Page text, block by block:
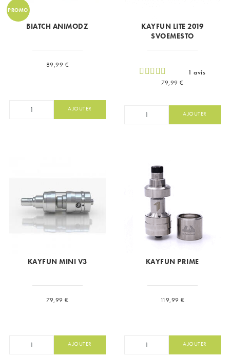
PROMO
BIATCH ANIMODZ
Prix
89,99 €
AJOUTER
KAYFUN LITE 2019
SVOEMESTO
1 avis
Prix
79,99 €
AJOUTER
KAYFUN MINI V3
Prix
79,99 €
AJOUTER
KAYFUN PRIME
Prix
119,99 €
AJOUTER